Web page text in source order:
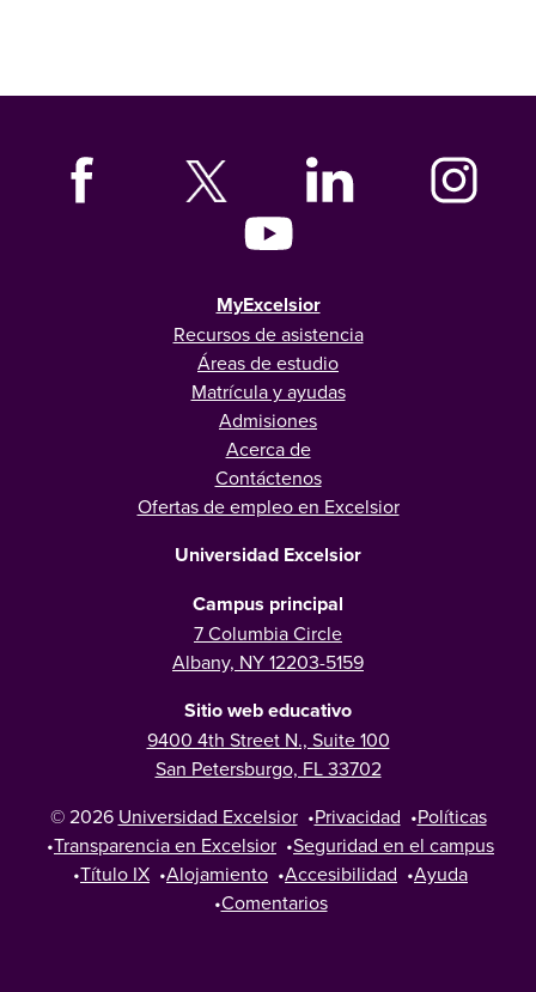
MyExcelsior
Recursos de asistencia
Áreas de estudio
Matrícula y ayudas
Admisiones
Acerca de
Contáctenos
Ofertas de empleo en Excelsior
Universidad Excelsior
Campus principal
7 Columbia Circle
Albany, NY 12203-5159
Sitio web educativo
9400 4th Street N., Suite 100
San Petersburgo, FL 33702
© 2026 Universidad Excelsior •Privacidad •Políticas
•Transparencia en Excelsior •Seguridad en el campus
•Título IX •Alojamiento •Accesibilidad •Ayuda
•Comentarios